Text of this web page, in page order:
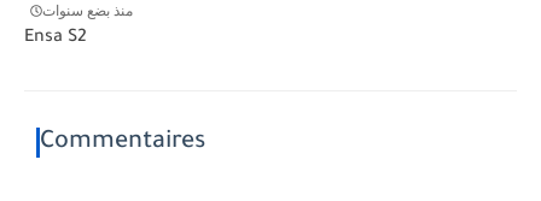
منذ بضع سنوات
Ensa S2
Commentaires